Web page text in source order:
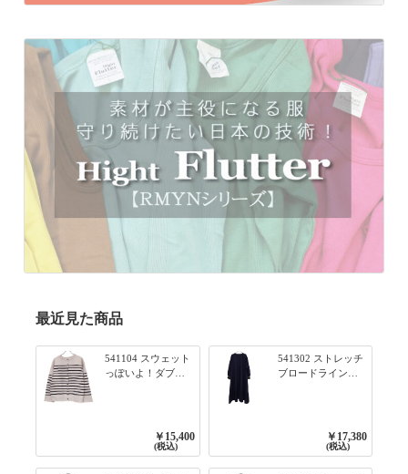
最近見た商品
541104 スウェット
っぽいよ！ダブル
プルオーバー 101オ
フベージュ×ネイビ
￥15,400
(税込)
541302 ストレッチ
ブロードライン入
ワンピース 79ネイ
￥17,380
(税込)